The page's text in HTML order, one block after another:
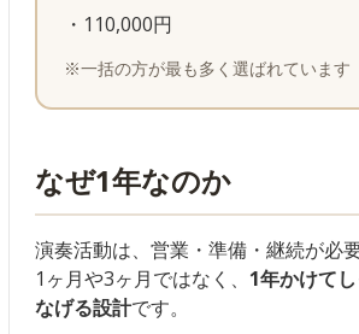
・110,000円
※一括の方が最も多く選ばれています
なぜ1年なのか
演奏活動は、営業・準備・継続が必要
1ヶ月や3ヶ月ではなく、 1年かけて
なげる設計です。